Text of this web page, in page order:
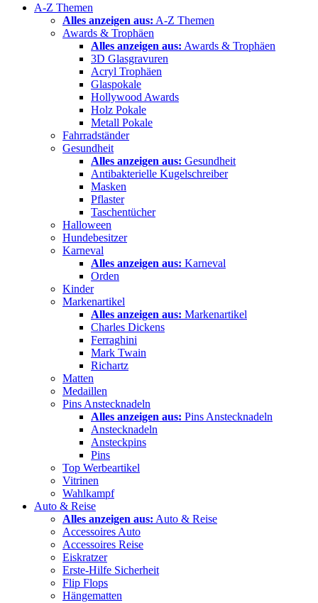
A-Z Themen
Alles anzeigen aus: A-Z Themen
Awards & Trophäen
Alles anzeigen aus: Awards & Trophäen
3D Glasgravuren
Acryl Trophäen
Glaspokale
Hollywood Awards
Holz Pokale
Metall Pokale
Fahrradständer
Gesundheit
Alles anzeigen aus: Gesundheit
Antibakterielle Kugelschreiber
Masken
Pflaster
Taschentücher
Halloween
Hundebesitzer
Karneval
Alles anzeigen aus: Karneval
Orden
Kinder
Markenartikel
Alles anzeigen aus: Markenartikel
Charles Dickens
Ferraghini
Mark Twain
Richartz
Matten
Medaillen
Pins Anstecknadeln
Alles anzeigen aus: Pins Anstecknadeln
Anstecknadeln
Ansteckpins
Pins
Top Werbeartikel
Vitrinen
Wahlkampf
Auto & Reise
Alles anzeigen aus: Auto & Reise
Accessoires Auto
Accessoires Reise
Eiskratzer
Erste-Hilfe Sicherheit
Flip Flops
Hängematten